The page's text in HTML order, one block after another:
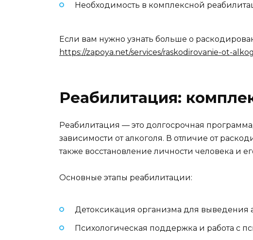
Необходимость в комплексной
Если вам нужно узнать больше о
https://zapoya.net/services/raskodirovanie-ot-
Реабилитация:
Реабилитация — это долгосрочная
зависимости от алкоголя. В отличие от
также восстановление личности человека и
Основные этапы реабилитации:
Детоксикация организма для выведения
Психологическая поддержка и работа с